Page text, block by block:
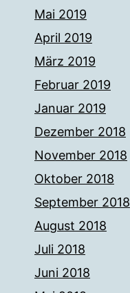
Mai 2019
April 2019
März 2019
Februar 2019
Januar 2019
Dezember 2018
November 2018
Oktober 2018
September 2018
August 2018
Juli 2018
Juni 2018